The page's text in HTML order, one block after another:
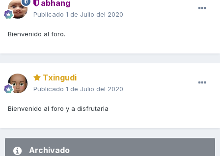
abhang
Publicado 1 de Julio del 2020
Bienvenido al foro.
Txingudi
Publicado 1 de Julio del 2020
Bienvenido al foro y a disfrutarla
Archivado